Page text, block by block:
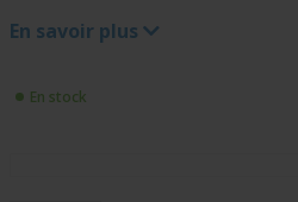
En savoir plus
En stock